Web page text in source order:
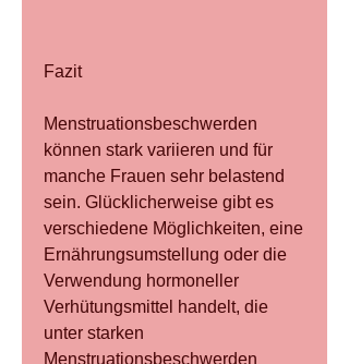
Fazit
Menstruationsbeschwerden
können stark variieren und für
manche Frauen sehr belastend
sein. Glücklicherweise gibt es
verschiedene Möglichkeiten, eine
Ernährungsumstellung oder die
Verwendung hormoneller
Verhütungsmittel handelt, die
unter starken
Menstruationsbeschwerden